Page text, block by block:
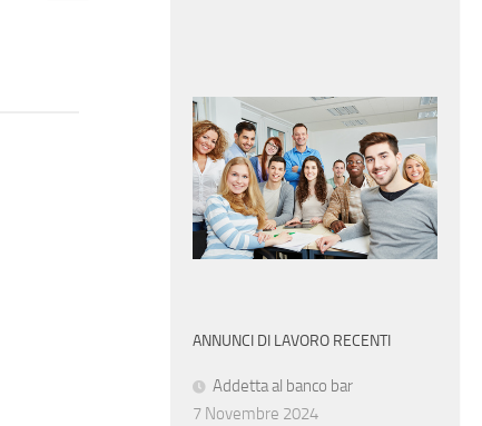
ANNUNCI DI LAVORO RECENTI
Addetta al banco bar
7 Novembre 2024